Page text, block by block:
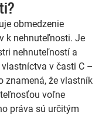
obmedzenie
k nehnuteľnosti. Je
nehnuteľností a
v časti C –
znamená, že vlastník
voľne
práva sú určitým